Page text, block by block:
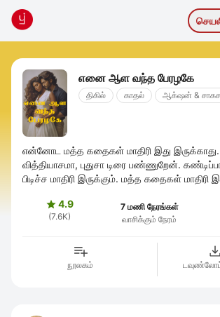
எனை ஆள வந்த பேரழகே
திகில் காதல் ஆக்‌ஷன் &
என்னோட மத்த கதைகள் மாதிரி இது
வித்தியாசமா, புதுசா டிரை பண்ணுறேன்.
பிடிச்ச மாதிரி இருக்கும். மத்த கதைகள் மாதிரி
 4.9
(7.6K)
7 மணி நேரங்கள்
வாசிக்கும் நேரம்
நூலகம்